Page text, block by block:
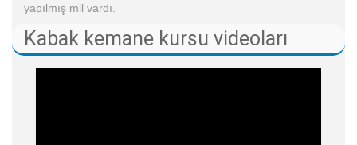
yapılmış mil vardı.
Kabak kemane kursu videoları